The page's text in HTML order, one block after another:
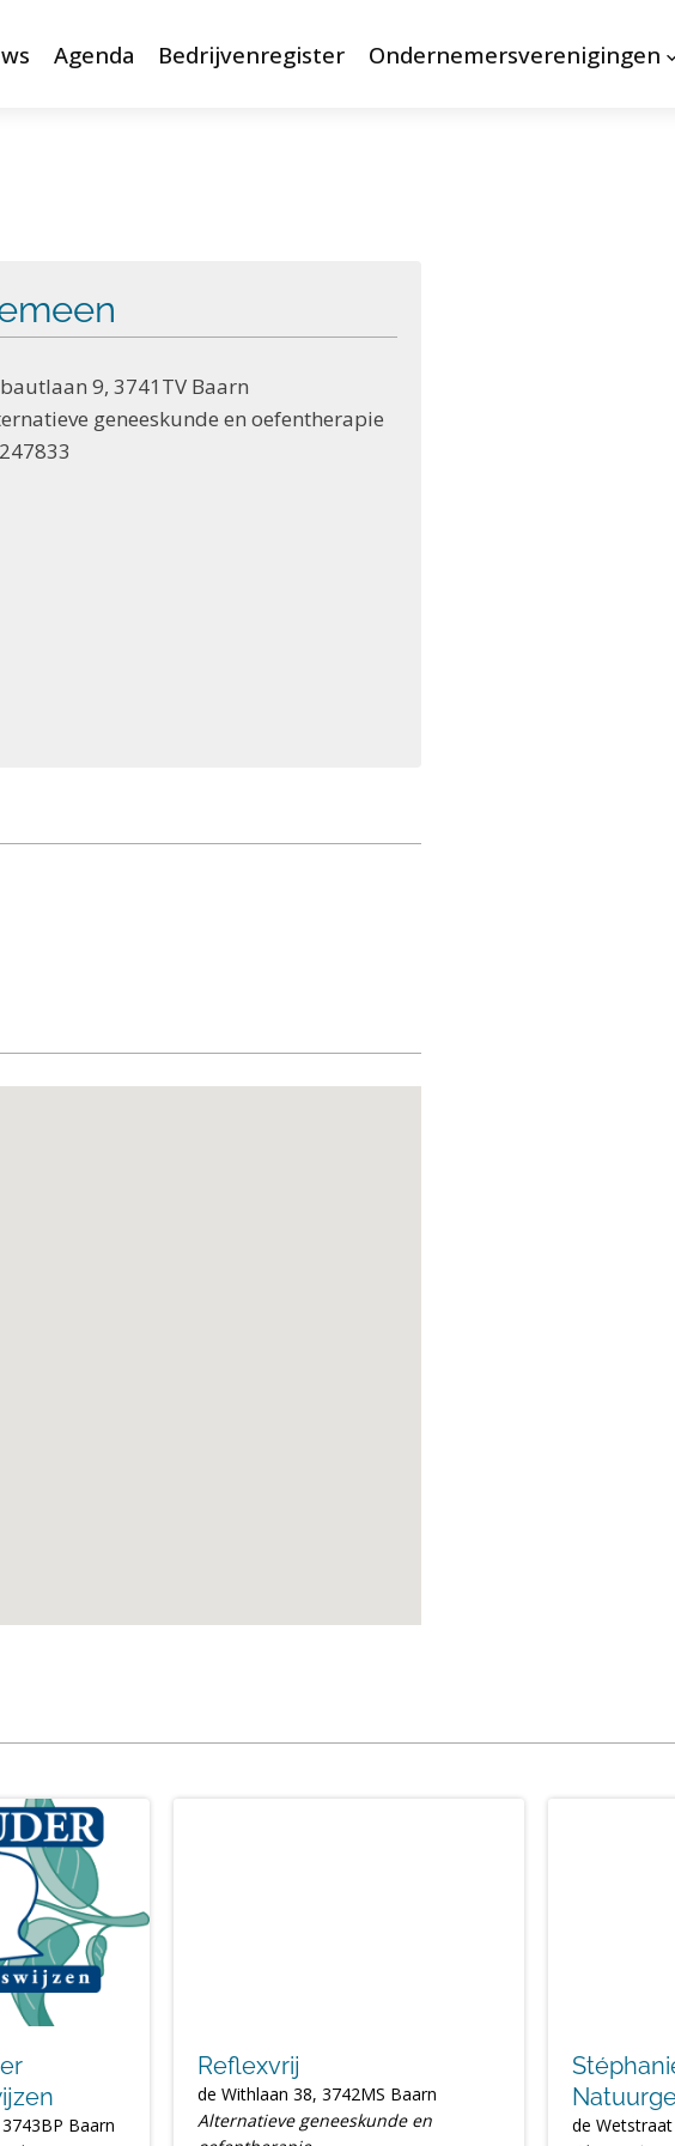
Agenda Bedrijvenregister Ondernemersverenigingen
9, 3741TV Baarn
geneeskunde en oefentherapie
Baarn
Reflexvrij
de Withlaan 38, 3742MS Baarn
Alternatieve geneeskunde en
de